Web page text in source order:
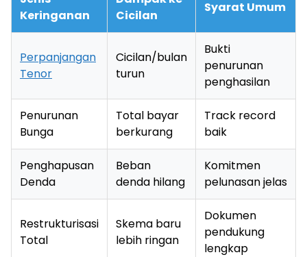
Keringanan
Cicilan
Syarat Umum
Perpanjangan
Tenor
Cicilan/bulan
turun
Bukti
penurunan
penghasilan
Penurunan
Bunga
Total bayar
berkurang
Track record
baik
Penghapusan
Denda
Beban
denda hilang
Komitmen
pelunasan jelas
Restrukturisasi
Total
Skema baru
lebih ringan
Dokumen
pendukung
lengkap